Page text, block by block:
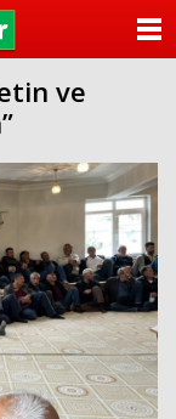
ve
ANASAYFA
KATEGORİLER
ANKETLER
FOTO GALERİ
VİDEO GALERİ
KÜNYE